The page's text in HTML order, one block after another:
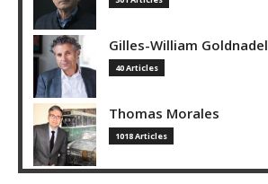
Gilles-William Goldnadel
40 Articles
Thomas Morales
1018 Articles